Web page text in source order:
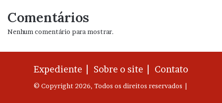
Comentários
Nenhum comentário para mostrar.
Expediente | Sobre o site | Contato
© Copyright 2026, Todos os direitos reservados |